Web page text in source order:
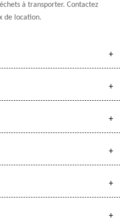
à transporter. Contactez
de location.